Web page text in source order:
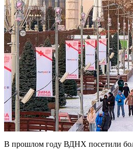
В прошлом году ВДНХ посетили